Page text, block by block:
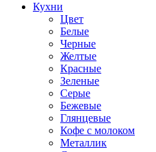
Кухни
Цвет
Белые
Черные
Желтые
Красные
Зеленые
Серые
Бежевые
Глянцевые
Кофе с молоком
Металлик